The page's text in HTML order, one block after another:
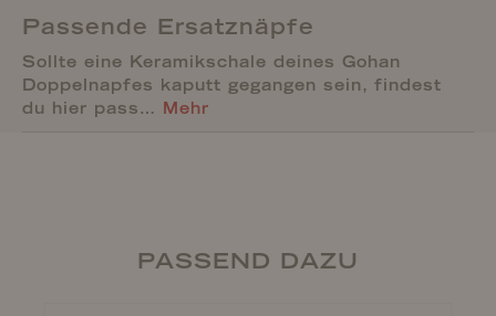
Passende Ersatznäpfe
Sollte eine Keramikschale deines Gohan
Doppelnapfes kaputt gegangen sein, findest
du hier pass… Mehr
PASSEND DAZU